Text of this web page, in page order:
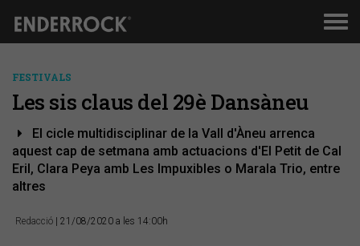
FESTIVALS
Les sis claus del 29è Dansàneu
El cicle multidisciplinar de la Vall d'Àneu arrenca
aquest cap de setmana amb actuacions d'El Petit de Cal
Eril, Clara Peya amb Les Impuxibles o Marala Trio, entre
altres
Redacció | 21/08/2020 a les 14:00h